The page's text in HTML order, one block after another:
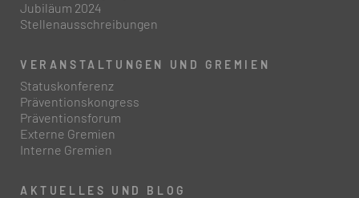
Jubiläum 2024
Stellenausschreibungen
VERANSTALTUNGEN UND GREMIEN
Statuskonferenz
Präventionskongress
Präventionsforum
Externe Gremien
Interne Gremien
AKTUELLES UND BLOG